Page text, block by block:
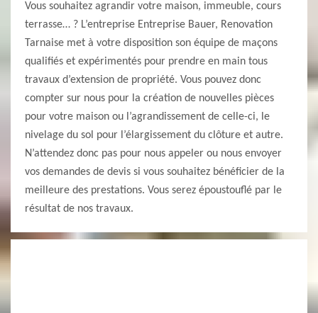
Vous souhaitez agrandir votre maison, immeuble, cours
terrasse… ? L’entreprise Entreprise Bauer, Renovation
Tarnaise met à votre disposition son équipe de maçons
qualifiés et expérimentés pour prendre en main tous
travaux d’extension de propriété. Vous pouvez donc
compter sur nous pour la création de nouvelles pièces
pour votre maison ou l’agrandissement de celle-ci, le
nivelage du sol pour l’élargissement du clôture et autre.
N’attendez donc pas pour nous appeler ou nous envoyer
vos demandes de devis si vous souhaitez bénéficier de la
meilleure des prestations. Vous serez époustouflé par le
résultat de nos travaux.